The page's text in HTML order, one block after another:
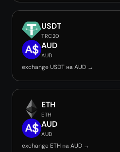
USDT
TRC20
AUD
AUD
exchange USDT на AUD →
ETH
ETH
AUD
AUD
exchange ETH на AUD →